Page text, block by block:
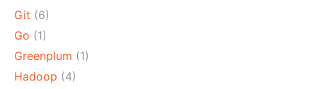
Git (6)
Go (1)
Greenplum (1)
Hadoop (4)